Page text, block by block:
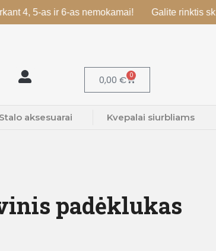
ir 6-as nemokamai! Galite rinktis skirtingus
0,00€ 0
Stalo aksesuarai Kvepalai siurbliams
padėklukas